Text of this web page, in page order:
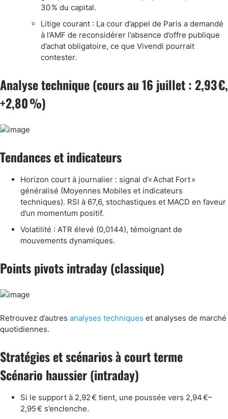
30 % du capital.
Litige courant : La cour d’appel de Paris a demandé
à l’AMF de reconsidérer l’absence d’offre publique
d’achat obligatoire, ce que Vivendi pourrait
contester.
Analyse technique (cours au 16 juillet : 2,93 €,
+2,80 %)
Tendances et indicateurs
Horizon court à journalier : signal d’« Achat Fort »
généralisé (Moyennes Mobiles et indicateurs
techniques). RSI à 67,6, stochastiques et MACD en faveur
d’un momentum positif.
Volatilité : ATR élevé (0,0144), témoignant de
mouvements dynamiques.
Points pivots intraday (classique)
Retrouvez d’autres analyses techniques et analyses de marché
quotidiennes.
Stratégies et scénarios à court terme
Scénario haussier (intraday)
Si le support à 2,92 € tient, une poussée vers 2,94 €–
2,95 € s’enclenche.